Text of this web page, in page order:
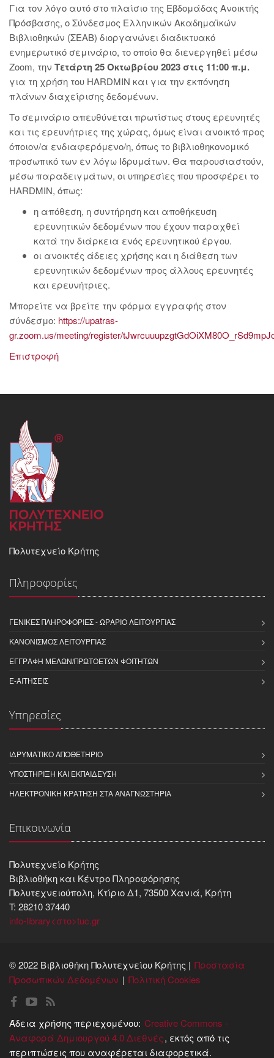
Για τον λόγο αυτό στο πλαίσιο της Εβδομάδας Ανοικτής
Πρόσβασης, ο Σύνδεσμος Ελληνικών Ακαδημαϊκών
Βιβλιοθηκών (ΣΕΑΒ) διοργανώνει διαδικτυακό
ενημερωτικό σεμινάριο, το οποίο θα διενεργηθεί μέσω
Zoom, την Τετάρτη 25 Οκτωβρίου 2023 στις 11:00 π.μ.
για τη χρήση του HARDMIN και για την εκπόνηση
πλάνων διαχείρισης δεδομένων.
Το σεμινάριο απευθύνεται πρωτίστως στους ερευνητές
και τις ερευνήτριες της χώρας, όμως είναι ανοικτό προς
όποιον/α ενδιαφερόμενο/η, όπως το βιβλιοθηκονομικό
προσωπικό των εν λόγω Ιδρυμάτων. Θα παρουσιαστούν,
μέσω παραδειγμάτων, οι υπηρεσίες που προσφέρει το
HARDMIN, όπως:
η απόθεση, η συντήρηση και αποθήκευση
ερευνητικών δεδομένων που έχουν παραχθεί
κατά την διάρκεια ενός ερευνητικού έργου.
οι ανοικτές άδειες χρήσης και η διάθεση των
ερευνητικών δεδομένων προς άλλους ερευνητές
και ερευνήτριες.
Μπορείτε να βρείτε την φόρμα εγγραφής στον
σύνδεσμο: https://upatras-
gr.zoom.us/meeting/register/
Επιστροφή
Πολυτεχνείο Κρήτης
Πληροφορίες
ΓΕΝΙΚΈΣ ΠΛΗΡΟΦΟΡΊΕΣ - ΩΡΆΡΙΟ ΛΕΙΤΟΥΡΓΊΑΣ
ΚΑΝΟΝΙΣΜΌΣ ΛΕΙΤΟΥΡΓΊΑΣ
ΕΓΓΡΑΦΉ ΜΕΛΏΝ/ΠΡΩΤΟΕΤΏΝ ΦΟΙΤΗΤΏΝ
E-ΑΙΤΉΣΕΙΣ
Υπηρεσίες
ΙΔΡΥΜΑΤΙΚΌ ΑΠΟΘΕΤΉΡΙΟ
ΥΠΟΣΤΉΡΙΞΗ ΚΑΙ ΕΚΠΑΊΔΕΥΣΗ
ΗΛΕΚΤΡΟΝΙΚΉ ΚΡΆΤΗΣΗ ΣΤΑ ΑΝΑΓΝΩΣΤΉΡΙΑ
Επικοινωνία
Πολυτεχνείο Κρήτης
Βιβλιοθήκη και Kέντρο Πληροφόρησης
Πολυτεχνειούπολη, Κτίριο Δ1, 73500 Χανιά, Κρήτη
T: 28210 37440
info-library<στο>tuc.gr
© 2022 Βιβλιοθήκη Πολυτεχνείου Κρήτης | Προστασία
Προσωπικών Δεδομένων
Πολιτική Cookies
Άδεια χρήσης περιεχομένου: Creative Commons -
Αναφορά Δημιουργού 4.0 Διεθνές, εκτός από τις
περιπτώσεις που αναφέρεται διαφορετικά.